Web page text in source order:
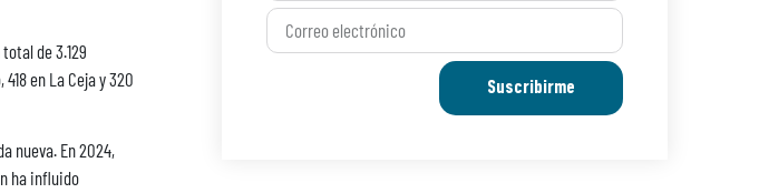
de 3.129
en La Ceja y 320
nueva. En 2024,
ha influido
Suscribirme